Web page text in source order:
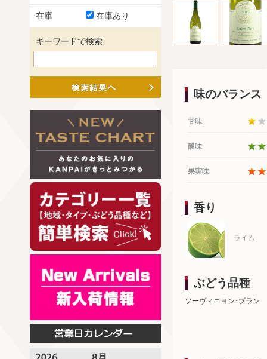
味のバランス
甘味
酸味
果実味
香り
ライム
ぶどう品種
ソーヴィニヨン･ブラン
在庫 在庫あり
キーワードで検索